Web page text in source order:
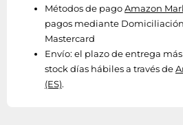
Métodos de pagoAmazon
pagos mediante
Mastercard
Envío: el plazo de entrega
stock días hábiles a través de
(ES).